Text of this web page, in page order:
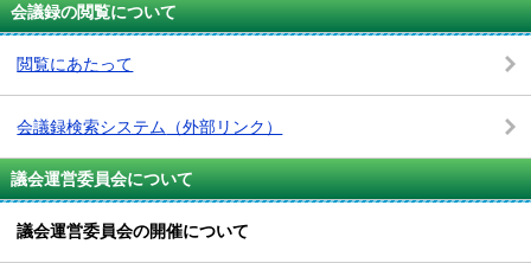
会議録の閲覧について
閲覧にあたって
会議録検索システム （外部リンク）
議会運営委員会について
議会運営委員会の開催について